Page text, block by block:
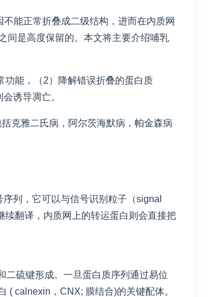
能正常折叠成二级结构，进而在内质网
间是高度保留的。本文将主要介绍哺乳
功能，（2）降解错误折叠的蛋白质
诱导凋亡。
克雅二氏病，阿尔茨海默病，帕金森病
列，它可以与信号识别粒子（signal
续翻译，内质网上的转运蛋白则会直接把
二硫键形成。一旦蛋白质序列通过易位
( calnexin，CNX; 膜结合)的关键配体。